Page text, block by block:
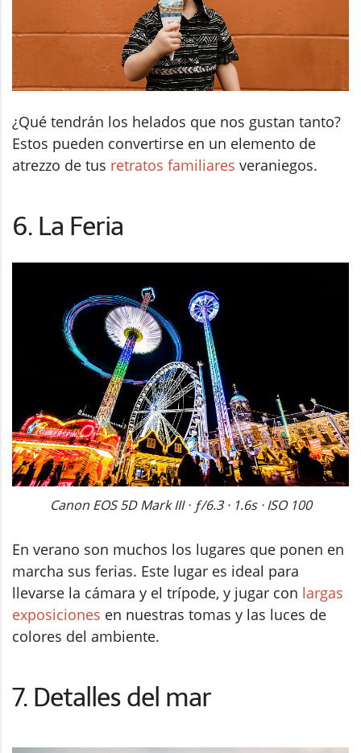
¿Qué tendrán los helados que nos gustan tanto?
Estos pueden convertirse en un elemento de
atrezzo de tus retratos familiares veraniegos.
6. La Feria
Canon EOS 5D Mark III · ƒ/6.3 · 1.6s · ISO 100
En verano son muchos los lugares que ponen en
marcha sus ferias. Este lugar es ideal para
llevarse la cámara y el trípode, y jugar con largas
exposiciones en nuestras tomas y las luces de
colores del ambiente.
7. Detalles del mar